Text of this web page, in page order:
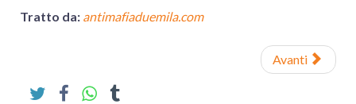
Tratto da: antimafiaduemila.com
Avanti